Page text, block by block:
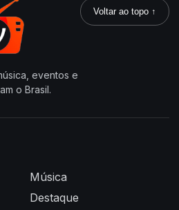
eventos e
o Brasil.
Voltar ao topo ↑
Música
Destaque